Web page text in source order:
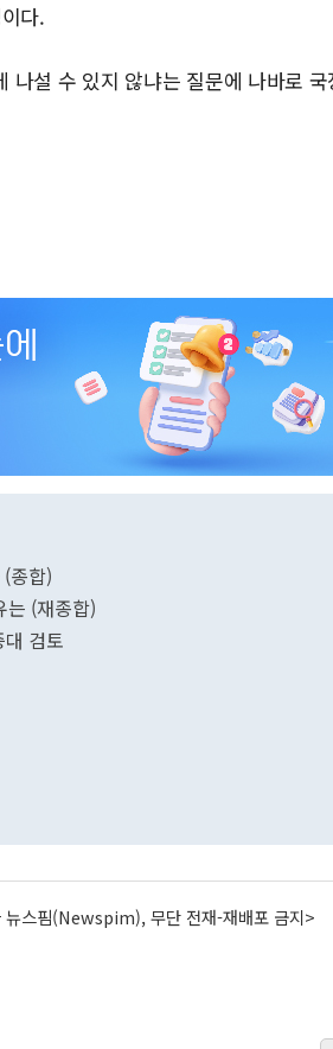
다.
나설 수 있지 않냐는 질문에 나바로
종합)
는 (재종합)
검토
뉴스핌(Newspim), 무단 전재-재배포 금지>